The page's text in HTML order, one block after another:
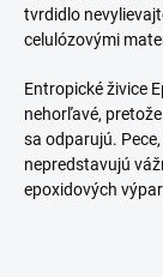
tvrdidlo
celulózovými
Entropické živice
nehorľavé,
sa odparujú.
nepredstavujú
epoxidových